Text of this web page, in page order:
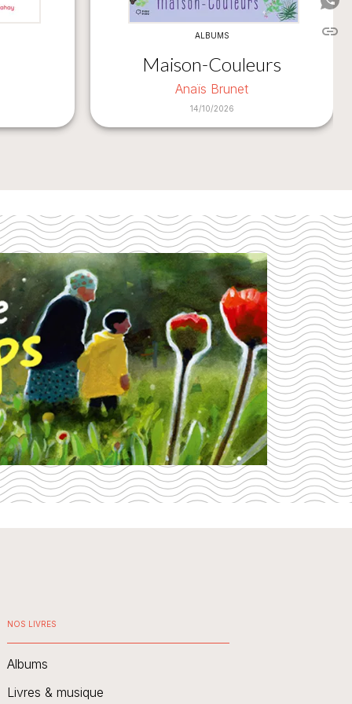
ALBUMS
Maison-Couleurs
Anaïs Brunet
14/10/2026
link
NOS LIVRES
Albums
Livres & musique